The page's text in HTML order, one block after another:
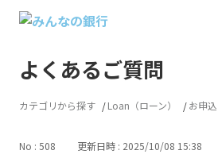
よくあるご質問
カテゴリから探す Loan（ローン） お申
No : 508 更新日時 : 2025/10/08 15:38